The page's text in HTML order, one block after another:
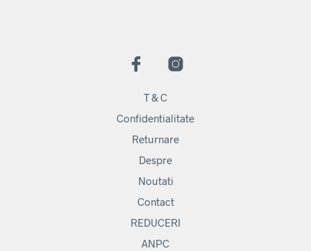
T & C
Confidentialitate
Returnare
Despre
Noutati
Contact
REDUCERI
ANPC